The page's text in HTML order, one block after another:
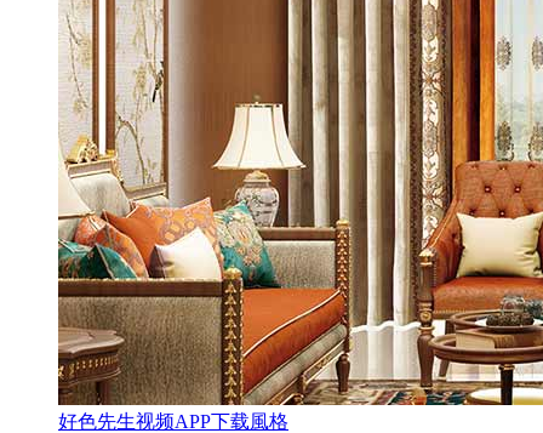
好色先生视频APP下载風格